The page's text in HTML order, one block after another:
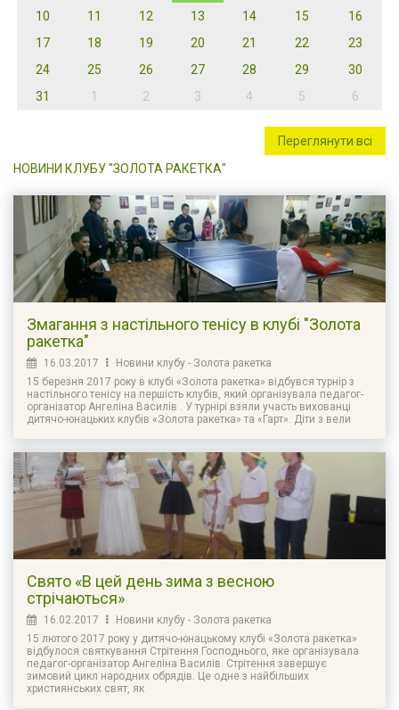
10
11 12 13 14 15
16
17
18 19 20 21 22
23
24
25 26 27 28 29
30
31
1 2 3 4 5 6
Переглянути всі
НОВИНИ КЛУБУ "ЗОЛОТА РАКЕТКА"
Змагання з настільного тенісу в клубі "Золота
ракетка"
16.03.2017
Новини клубу - Золота ракетка
15 березня 2017 року в клубі «Золота ракетка» відбувся турнір з
настільного тенісу на першість клубів, який організувала педагог-
організатор Ангеліна Василів . У турнірі взяли участь вихованці
дитячо-юнацьких клубів «Золота ракетка» та «Гарт». Діти з вели
Свято «В цей день зима з весною
стрічаються»
16.02.2017
Новини клубу - Золота ракетка
15 лютого 2017 року у дитячо-юнацькому клубі «Золота ракетка»
відбулося святкування Стрітення Господнього, яке організувала
педагог-організатор Ангеліна Василів. Стрітення завершує
зимовий цикл народних обрядів. Це одне з найбільших
християнських свят, як